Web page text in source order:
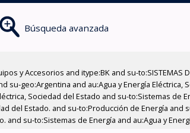
Búsqueda avanzada
y Accesorios and itype:BK and su-to:SISTEMAS
geo:Argentina and au:Agua y Energía Eléctrica,
Sociedad del Estado and su-to:Sistemas de
del Estado. and su-to:Producción de Energía
su-to:Sistemas de Energía and au:Agua y